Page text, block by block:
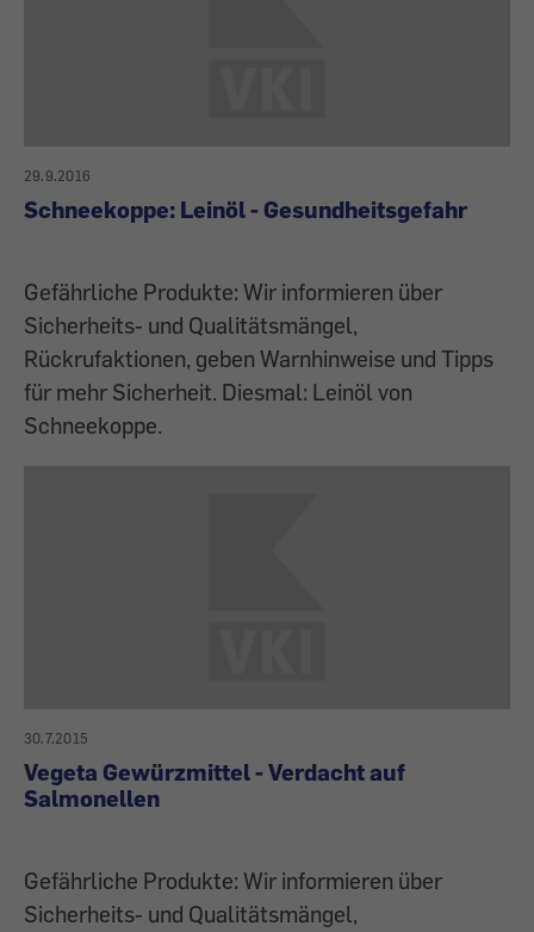
29.9.2016
Schneekoppe: Leinöl - Gesundheitsgefahr
Gefährliche Produkte: Wir informieren über
Sicherheits- und Qualitätsmängel,
Rückrufaktionen, geben Warnhinweise und Tipps
für mehr Sicherheit. Diesmal: Leinöl von
Schneekoppe.
30.7.2015
Vegeta Gewürzmittel - Verdacht auf
Salmonellen
Gefährliche Produkte: Wir informieren über
Sicherheits- und Qualitätsmängel,